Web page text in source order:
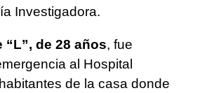
Investigadora.
de 28 años, fue
al Hospital
de la casa donde